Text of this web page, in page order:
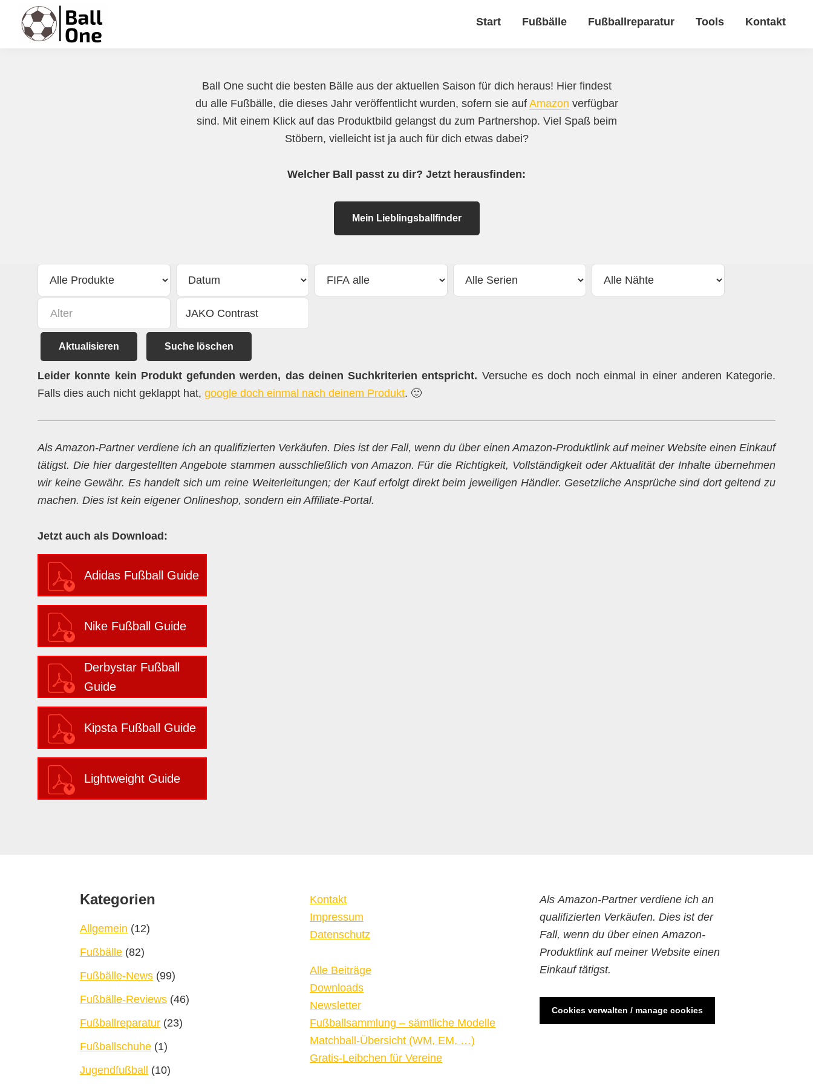
Hauptnavigation
springen
Inhalt
springen
Fußzeile
springen
Start Fußbälle Fußballreparatur Tools Kontakt
Ball One sucht die besten Bälle aus der aktuellen Saison für dich heraus! Hier findest
du alle Fußbälle, die dieses Jahr veröffentlicht wurden, sofern sie auf Amazon verfügbar
sind. Mit einem Klick auf das Produktbild gelangst du zum Partnershop. Viel Spaß beim
Stöbern, vielleicht ist ja auch für dich etwas dabei?
Welcher Ball passt zu dir? Jetzt herausfinden:
Mein Lieblingsballfinder
Aktualisieren Suche löschen
Leider konnte kein Produkt gefunden werden, das deinen Suchkriterien entspricht. Versuche es doch noch einmal in einer anderen Kategorie.
Falls dies auch nicht geklappt hat, google doch einmal nach deinem Produkt. 🙂
Als Amazon-Partner verdiene ich an qualifizierten Verkäufen. Dies ist der Fall, wenn du über einen Amazon-Produktlink auf meiner Website einen Einkauf
tätigst. Die hier dargestellten Angebote stammen ausschließlich von Amazon. Für die Richtigkeit, Vollständigkeit oder Aktualität der Inhalte übernehmen
wir keine Gewähr. Es handelt sich um reine Weiterleitungen; der Kauf erfolgt direkt beim jeweiligen Händler. Gesetzliche Ansprüche sind dort geltend zu
machen. Dies ist kein eigener Onlineshop, sondern ein Affiliate-Portal.
Jetzt auch als Download:
Adidas Fußball Guide
Nike Fußball Guide
Derbystar Fußball
Guide
Kipsta Fußball Guide
Lightweight Guide
Kategorien
Allgemein (12)
Fußbälle (82)
Fußbälle-News (99)
Fußbälle-Reviews (46)
Fußballreparatur (23)
Fußballschuhe (1)
Jugendfußball
(10)
Kontakt
Impressum
Datenschutz
Alle Beiträge
Downloads
Newsletter
Fußballsammlung – sämtliche Modelle
Matchball-Übersicht (WM, EM, …)
Gratis-Leibchen für Vereine
Als Amazon-Partner verdiene ich an
qualifizierten Verkäufen. Dies ist der
Fall, wenn du über einen Amazon-
Produktlink auf meiner Website einen
Einkauf tätigst.
Cookies verwalten / manage cookies